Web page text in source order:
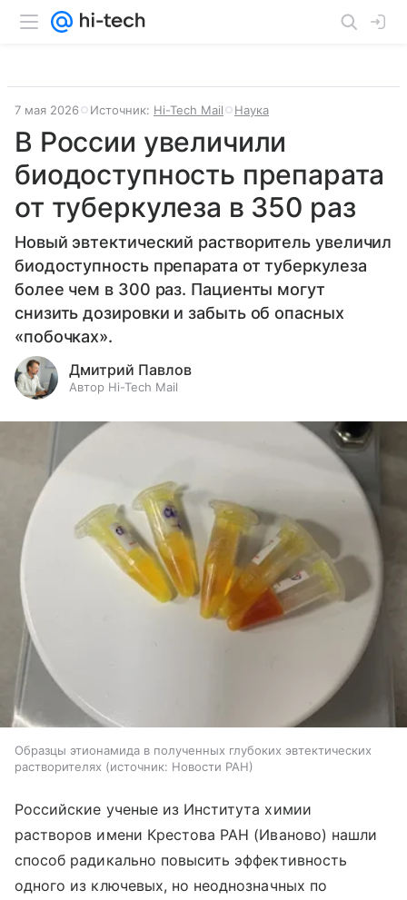
7 мая 2026 Источник: Hi-Tech Mail Наука
В России увеличили
биодоступность препарата
от туберкулеза в 350 раз
Новый эвтектический растворитель увеличил
биодоступность препарата от туберкулеза
более чем в 300 раз. Пациенты могут
снизить дозировки и забыть об опасных
«побочках».
Дмитрий Павлов
Автор Hi-Tech Mail
Образцы этионамида в полученных глубоких эвтектических
растворителях
источник: Новости РАН
Российские ученые из Института химии
растворов имени Крестова РАН (Иваново) нашли
способ радикально повысить эффективность
одного из ключевых, но неоднозначных по